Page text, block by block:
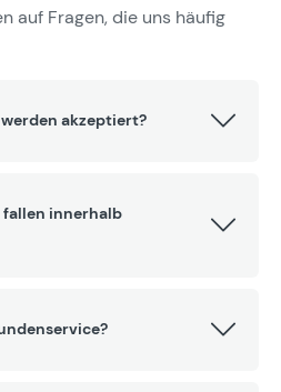
auf Fragen, die uns häufig
akzeptiert?
fallen innerhalb